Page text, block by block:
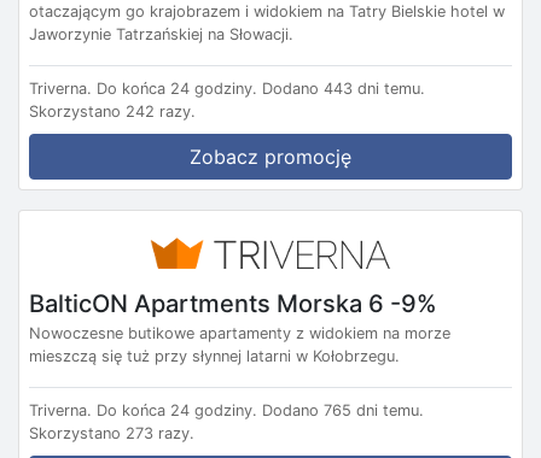
otaczającym go krajobrazem i widokiem na Tatry Bielskie hotel w
Jaworzynie Tatrzańskiej na Słowacji.
Triverna. Do końca 24 godziny. Dodano 443 dni temu.
Skorzystano 242 razy.
Zobacz promocję
BalticON Apartments Morska 6 -9%
Nowoczesne butikowe apartamenty z widokiem na morze
mieszczą się tuż przy słynnej latarni w Kołobrzegu.
Triverna. Do końca 24 godziny. Dodano 765 dni temu.
Skorzystano 273 razy.